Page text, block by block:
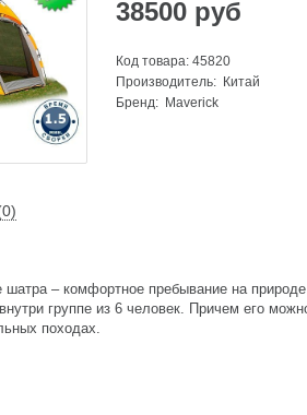
38500 руб
Код товара: 45820
Производитель: Китай
Бренд: Maverick
шатра – комфортное пребывание на
группе из 6 человек. Причем его
походах.